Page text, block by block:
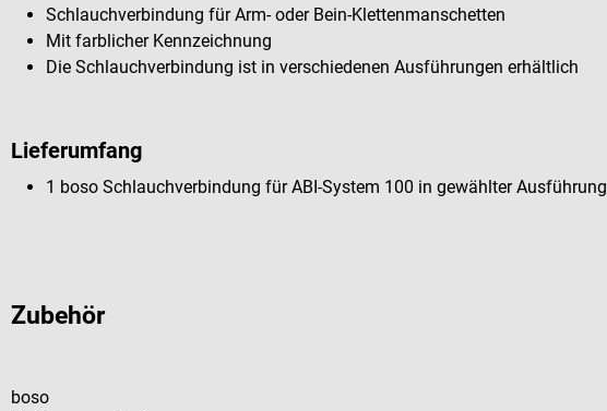
Schlauchverbindung für Arm- oder Bein-Klettenmanschetten
Mit farblicher Kennzeichnung
Die Schlauchverbindung ist in verschiedenen Ausführungen erhältlich
Lieferumfang
1 boso Schlauchverbindung für ABI-System 100 in gewählter Ausführung
Zubehör
boso